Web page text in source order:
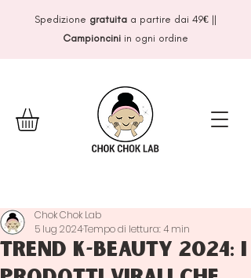
Spedizione gratuitaa partire dai 49€||
Campioncini in ogni ordine
Trend k-beauty 2024: i
Chok Chok Lab
5 lug 2024Tempo di lettura: 4 min